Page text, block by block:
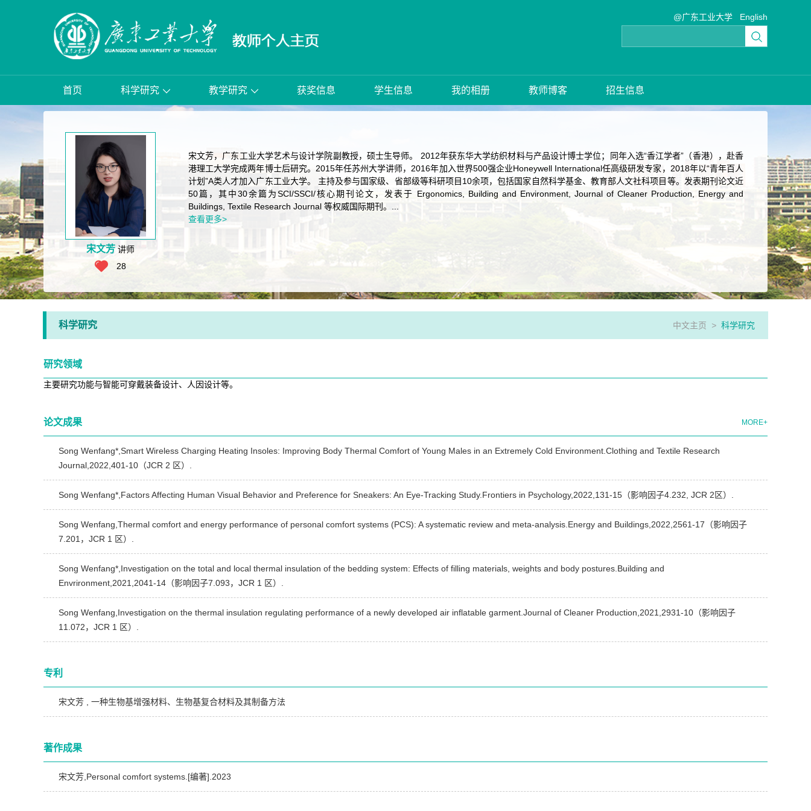
@广东工业大学 English
首页 科学研究 教学研究 获奖信息 学生信息 我的相册 教师博客 招生信息
宋文芳 讲师
28
宋文芳，广东工业大学艺术与设计学院副教授，硕士生导师。 2012年获东华大学纺织材料与产品设计博士学位；同年入选“香江学者”（香港），赴香
港理工大学完成两年博士后研究。2015年任苏州大学讲师，2016年加入世界500强企业Honeywell International任高级研发专家，2018年以“青年百人
计划”A类人才加入广东工业大学。 主持及参与国家级、省部级等科研项目10余项，包括国家自然科学基金、教育部人文社科项目等。发表期刊论文近
50篇，其中30余篇为SCI/SSCI/核心期刊论文，发表于 Ergonomics, Building and Environment, Journal of Cleaner Production, Energy and
Buildings, Textile Research Journal 等权威国际期刊。...
查看更多>
科学研究 中文主页 > 科学研究
研究领域
主要研究功能与智能可穿戴装备设计、人因设计等。
论文成果 MORE+
Song Wenfang*,Smart Wireless Charging Heating Insoles: Improving Body Thermal Comfort of Young Males in an Extremely Cold Environment.Clothing and Textile Research
Journal,2022,401-10（JCR 2 区）.
Song Wenfang*,Factors Affecting Human Visual Behavior and Preference for Sneakers: An Eye-Tracking Study.Frontiers in Psychology,2022,131-15（影响因子4.232, JCR 2区）.
Song Wenfang,Thermal comfort and energy performance of personal comfort systems (PCS): A systematic review and meta-analysis.Energy and Buildings,2022,2561-17（影响因子
7.201，JCR 1 区）.
Song Wenfang*,Investigation on the total and local thermal insulation of the bedding system: Effects of filling materials, weights and body postures.Building and
Envrironment,2021,2041-14（影响因子7.093，JCR 1 区）.
Song Wenfang,Investigation on the thermal insulation regulating performance of a newly developed air inflatable garment.Journal of Cleaner Production,2021,2931-10（影响因子
11.072，JCR 1 区）.
专利
宋文芳 , 一种生物基增强材料、生物基复合材料及其制备方法
著作成果
宋文芳,Personal comfort systems.[编著].2023